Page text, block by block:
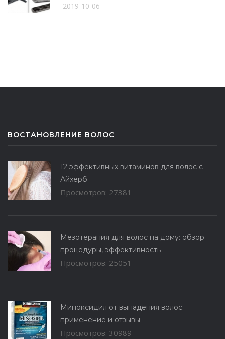
2019-10-06
ВОСТАНОВЛЕНИЕ ВОЛОС
12 эффективных витаминов для волос с
Айхерб
Просмотров: 27381
Мезотерапия для волос на дому: обзор
процедуры, эффективность
Просмотров: 25051
Миноксидил от выпадения волос:
применение и отзывы
Просмотров: 30989